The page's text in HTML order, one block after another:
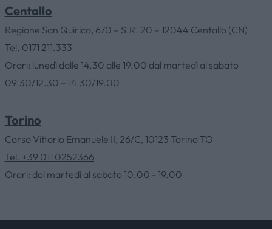
AZIENDA
Centallo
Regione San Quirico, 670 – S.R. 20 – 12044 Centallo (CN)
Tel. 0171 211.333
Orari: lunedì dalle 14.30 alle 19.00 dal martedì al sabato
09.30/12.30 – 14.30/19.00
Torino
Corso Vittorio Emanuele II, 26/C, 10123 Torino TO
Tel. +39 011 0252366
Orari: dal martedì al sabato 10.00 - 19.00